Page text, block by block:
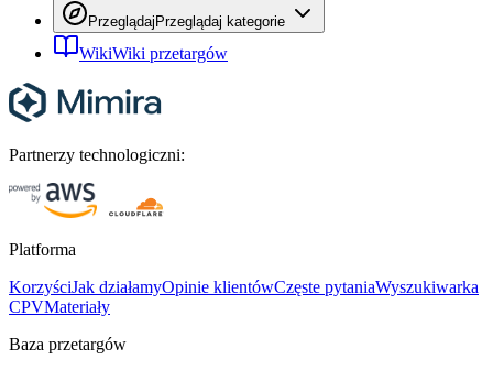
PrzeglądajPrzeglądaj kategorie
WikiWiki przetargów
Partnerzy technologiczni:
Platforma
KorzyściJak działamyOpinie klientówCzęste pytaniaWyszukiwarka
CPVMateriały
Baza przetargów